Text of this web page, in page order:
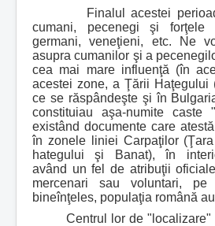
Finalul acestei perioade
cumani, pecenegi şi forţele
germani, veneţieni, etc. Ne
asupra cumanilor şi a
cea mai mare influenţă (în
acestei zone, a Ţării Haţegului
ce se răspândeşte şi în
constituiau aşa-numite caste
existând documente care
în zonele liniei Carpaţilor
hategului şi Banat), în
având un fel de atribuţii
mercenari sau voluntari,
bineînţeles, populaţia română
Centrul lor de "localizare"